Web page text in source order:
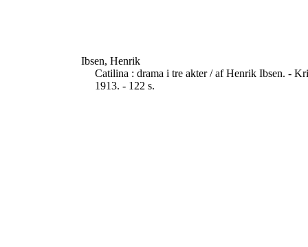
Ibsen, Henrik
Catilina : drama i tre akter / af Henrik Ibsen. -
1913. - 122 s.